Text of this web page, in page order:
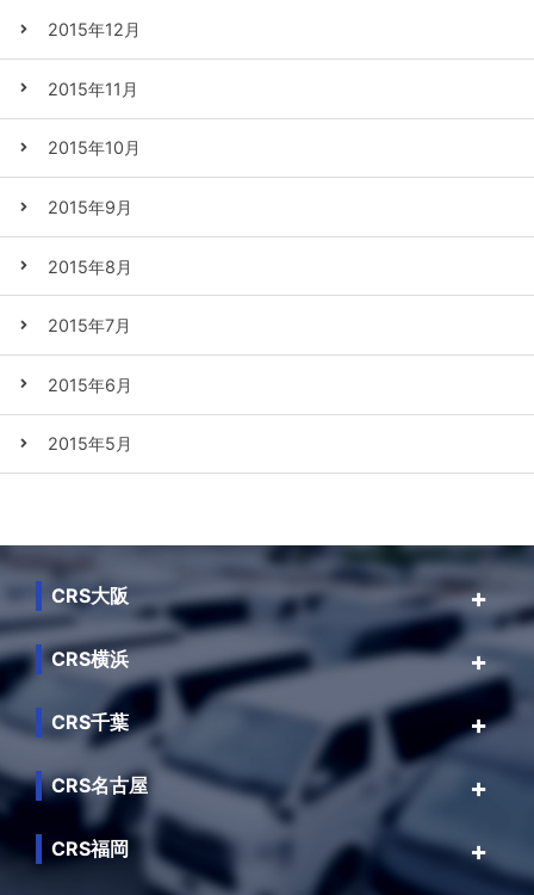
2015年12月
2015年11月
2015年10月
2015年9月
2015年8月
2015年7月
2015年6月
2015年5月
CRS大阪
CRS横浜
CRS千葉
CRS名古屋
CRS福岡